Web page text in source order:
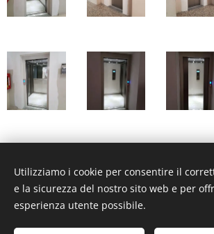
Utilizziamo i cookie per consentire il
e la sicurezza del nostro sito web e per
esperienza utente possibile.